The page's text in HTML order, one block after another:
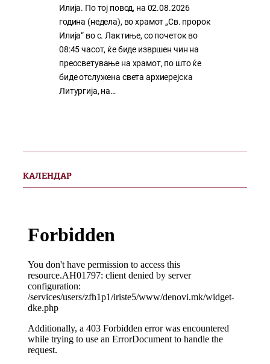
Илија. По тој повод, на 02.08.2026
година (недела), во храмот „Св. пророк
Илија“ во с. Лактиње, со почеток во
08:45 часот, ќе биде извршен чин на
преосветување на храмот, по што ќе
биде отслужена света архиерејска
Литургија, на…
КАЛЕНДАР